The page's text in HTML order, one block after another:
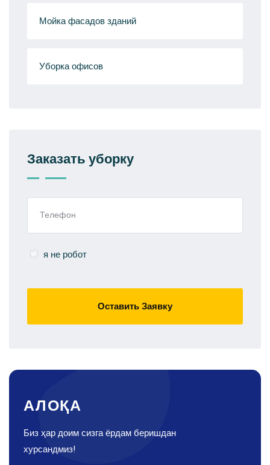
Мойка фасадов зданий
Уборка офисов
Заказать уборку
я не робот
Оставить Заявку
АЛОҚА
Биз ҳар доим сизга ёрдам беришдан
хурсандмиз!